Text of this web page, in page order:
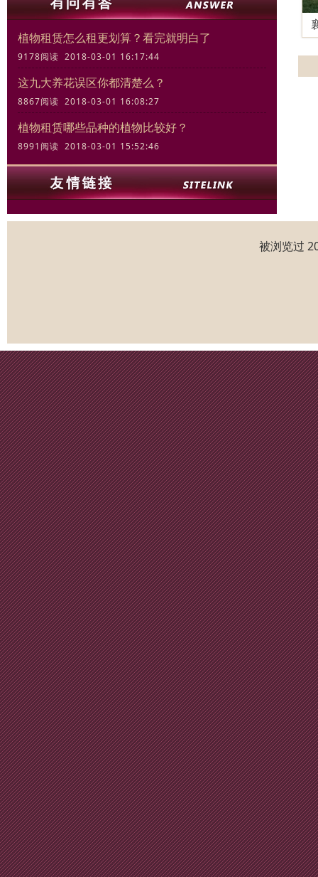
植物租赁怎么租更划算？看完就明白了
9178阅读 2018-03-01 16:17:44
这九大养花误区你都清楚么？
8867阅读 2018-03-01 16:08:27
植物租赁哪些品种的植物比较好？
8991阅读 2018-03-01 15:52:46
被浏览过